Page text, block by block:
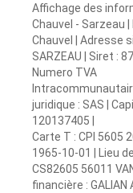
Affichage des
Chauvel - Sarzeau
Chauvel | Adresse
SARZEAU | Siret :
Numero TVA
juridique : SAS |
120137405 |
Carte T : CPI 5605
1965-10-01 | Lieu
CS82605 56011
financière :